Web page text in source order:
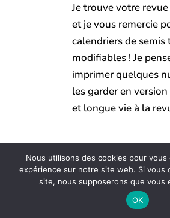
Je trouve votre
et je vous remercie
calendriers de semis
modifiables ! Je
imprimer quelques
les garder en
et longue vie à la
Nathalie Boutté sur 4 mai
Je trouve votre revue
Nous utilisons des cookies pour vous
expérience sur notre site web. Si vous
site, nous supposerons que vous
OK